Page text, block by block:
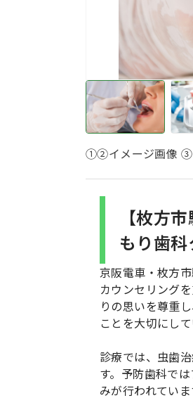
①②イメージ画像 ③
【枚方
もり歯
京阪電車・枚方
カウンセリング
りの思いを尊重
ことを大切にして
診療では、虫歯
す。予防歯科で
みが行われてい